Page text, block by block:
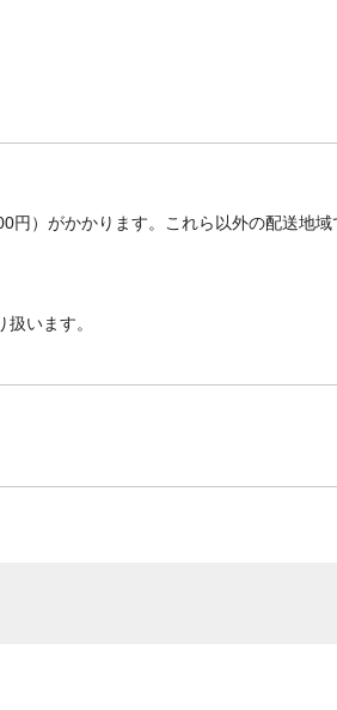
）がかかります。これら以外の配送地域
います。